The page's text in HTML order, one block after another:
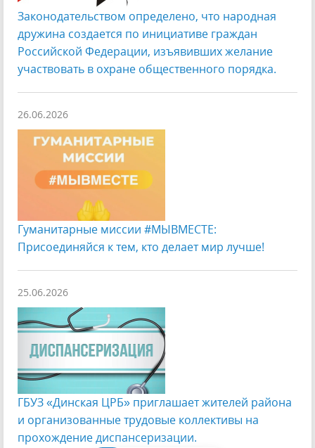
Законодательством определено, что народная
дружина создается по инициативе граждан
Российской Федерации, изъявивших желание
участвовать в охране общественного порядка.
26.06.2026
Гуманитарные миссии #МЫВМЕСТЕ:
Присоединяйся к тем, кто делает мир лучше!
25.06.2026
ГБУЗ «Динская ЦРБ» приглашает жителей района
и организованные трудовые коллективы на
прохождение диспансеризации.